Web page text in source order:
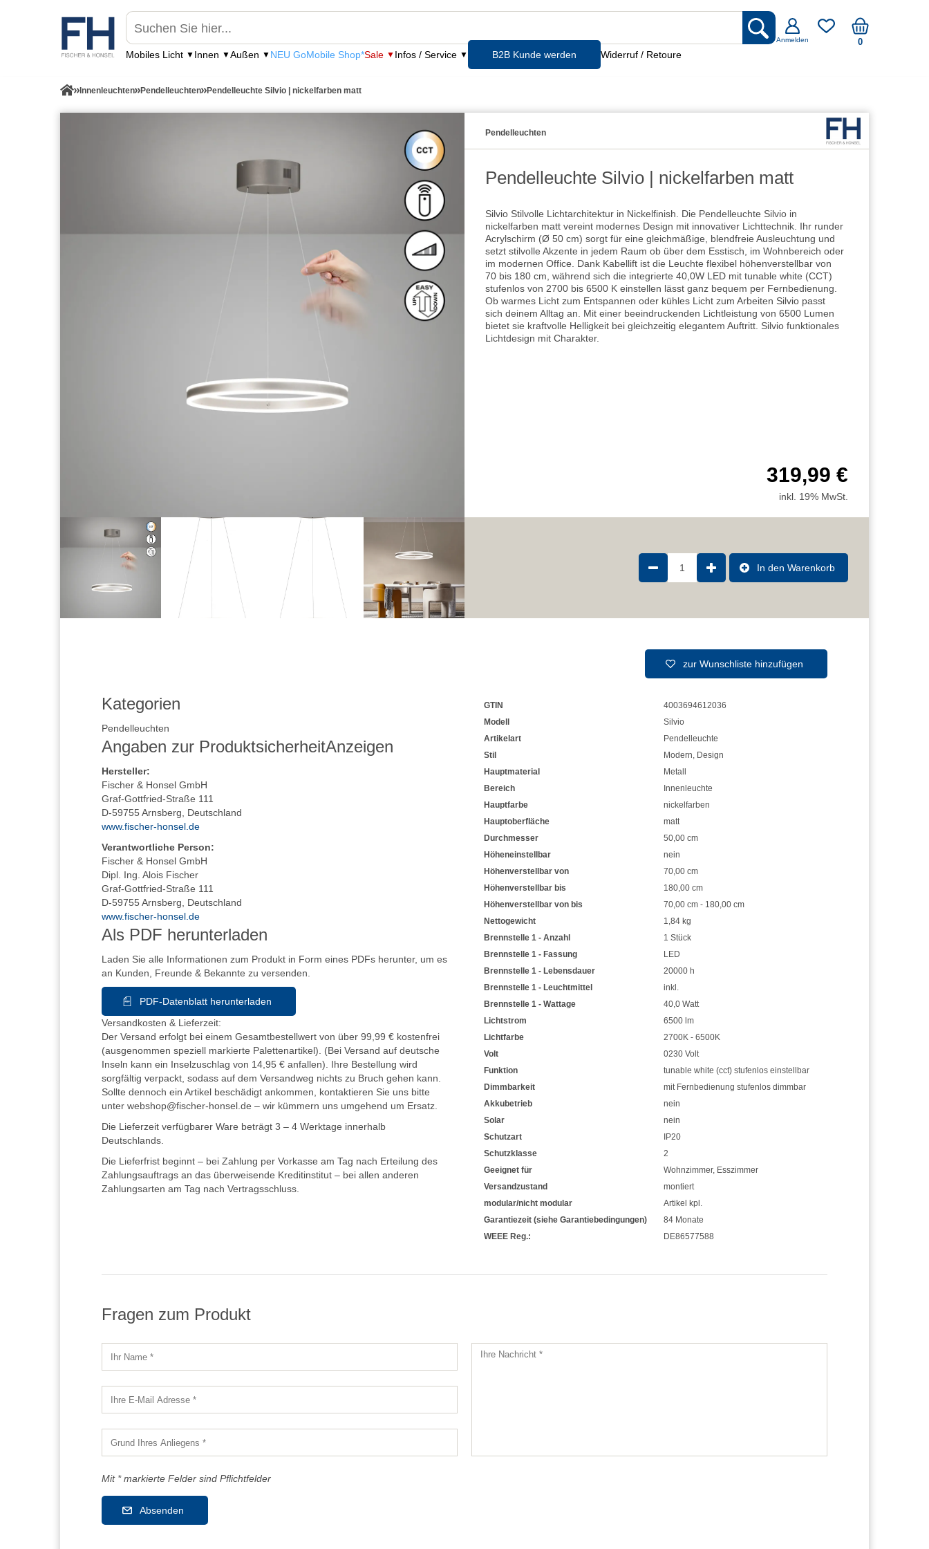
Anmelden 0
Mobiles Licht Innen Außen NEU GoMobile Shop*Sale Infos / Service B2B Kunde werden Widerruf / Retoure
Innenleuchten Pendelleuchten Pendelleuchte Silvio | nickelfarben matt
Pendelleuchten
Pendelleuchte Silvio | nickelfarben matt
Silvio Stilvolle Lichtarchitektur in Nickelfinish. Die Pendelleuchte Silvio in
nickelfarben matt vereint modernes Design mit innovativer Lichttechnik. Ihr runder
Acrylschirm (Ø 50 cm) sorgt für eine gleichmäßige, blendfreie Ausleuchtung und
setzt stilvolle Akzente in jedem Raum ob über dem Esstisch, im Wohnbereich oder
im modernen Office. Dank Kabellift ist die Leuchte flexibel höhenverstellbar von
70 bis 180 cm, während sich die integrierte 40,0W LED mit tunable white (CCT)
stufenlos von 2700 bis 6500 K einstellen lässt ganz bequem per Fernbedienung.
Ob warmes Licht zum Entspannen oder kühles Licht zum Arbeiten Silvio passt
sich deinem Alltag an. Mit einer beeindruckenden Lichtleistung von 6500 Lumen
bietet sie kraftvolle Helligkeit bei gleichzeitig elegantem Auftritt. Silvio funktionales
Lichtdesign mit Charakter.
319,99 €
inkl. 19% MwSt.
1 In den Warenkorb
zur Wunschliste hinzufügen
Kategorien
Pendelleuchten
Angaben zur ProduktsicherheitAnzeigen
Hersteller:
Fischer & Honsel GmbH
Graf-Gottfried-Straße 111
D-59755 Arnsberg, Deutschland
www.fischer-honsel.de
Verantwortliche Person:
Fischer & Honsel GmbH
Dipl. Ing. Alois Fischer
Graf-Gottfried-Straße 111
D-59755 Arnsberg, Deutschland
www.fischer-honsel.de
Als PDF herunterladen
Laden Sie alle Informationen zum Produkt in Form eines PDFs herunter, um es
an Kunden, Freunde & Bekannte zu versenden.
PDF-Datenblatt herunterladen
Versandkosten & Lieferzeit:
Der Versand erfolgt bei einem Gesamtbestellwert von über 99,99 € kostenfrei
(ausgenommen speziell markierte Palettenartikel). (Bei Versand auf deutsche
Inseln kann ein Inselzuschlag von 14,95 € anfallen). Ihre Bestellung wird
sorgfältig verpackt, sodass auf dem Versandweg nichts zu Bruch gehen kann.
Sollte dennoch ein Artikel beschädigt ankommen, kontaktieren Sie uns bitte
unter webshop@fischer-honsel.de – wir kümmern uns umgehend um Ersatz.
Die Lieferzeit verfügbarer Ware beträgt 3 – 4 Werktage innerhalb
Deutschlands.
Die Lieferfrist beginnt – bei Zahlung per Vorkasse am Tag nach Erteilung des
Zahlungsauftrags an das überweisende Kreditinstitut – bei allen anderen
Zahlungsarten am Tag nach Vertragsschluss.
GTIN
4003694612036
Modell
Silvio
Artikelart
Pendelleuchte
Stil
Modern, Design
Hauptmaterial
Metall
Bereich
Innenleuchte
Hauptfarbe
nickelfarben
Hauptoberfläche
matt
Durchmesser
50,00 cm
Höheneinstellbar
nein
Höhenverstellbar von
70,00 cm
Höhenverstellbar bis
180,00 cm
Höhenverstellbar von bis
70,00 cm - 180,00 cm
Nettogewicht
1,84 kg
Brennstelle 1 - Anzahl
1 Stück
Brennstelle 1 - Fassung
LED
Brennstelle 1 - Lebensdauer
20000 h
Brennstelle 1 - Leuchtmittel
inkl.
Brennstelle 1 - Wattage
40,0 Watt
Lichtstrom
6500 lm
Lichtfarbe
2700K - 6500K
Volt
0230 Volt
Funktion
tunable white (cct) stufenlos einstellbar
Dimmbarkeit
mit Fernbedienung stufenlos dimmbar
Akkubetrieb
nein
Solar
nein
Schutzart
IP20
Schutzklasse
2
Geeignet für
Wohnzimmer, Esszimmer
Versandzustand
montiert
modular/nicht modular
Artikel kpl.
Garantiezeit (siehe Garantiebedingungen)
84 Monate
WEEE Reg.:
DE86577588
Fragen zum Produkt
Mit * markierte Felder sind Pflichtfelder
Absenden